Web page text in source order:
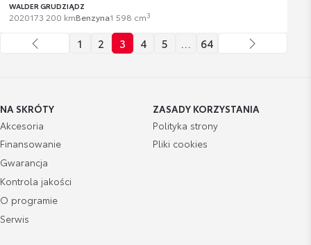
WALDER GRUDZIĄDZ
2020173 200 kmBenzyna1 598 cm3
1 2 3 4 5 … 64
NA SKRÓTY
Akcesoria
Finansowanie
Gwarancja
Kontrola jakości
O programie
Serwis
ZASADY KORZYSTANIA
Polityka strony
Pliki cookies